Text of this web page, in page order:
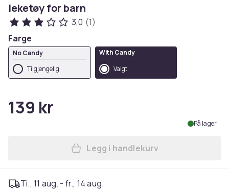
leketøy for barn
3,0 (1)
Farge
No Candy
Tilgjengelig
With Candy
Valgt
139 kr
På lager
Legg OmNom-Cut the
Legg i handlekurv
Ti., 11 aug. - fr., 14 aug.